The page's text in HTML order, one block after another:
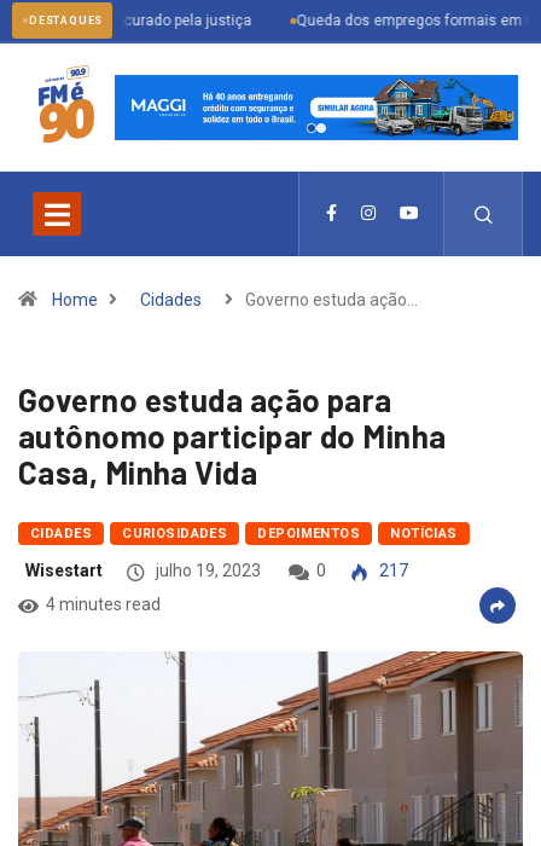
DESTAQUESpela justiça Queda dos empregos formais em Itu reflete
Home Cidades Governo estuda ação…
Governo estuda ação para
autônomo participar do Minha
Casa, Minha Vida
CIDADES CURIOSIDADES DEPOIMENTOS NOTÍCIAS
Wisestart julho 19, 2023 0
217
4 minutes read